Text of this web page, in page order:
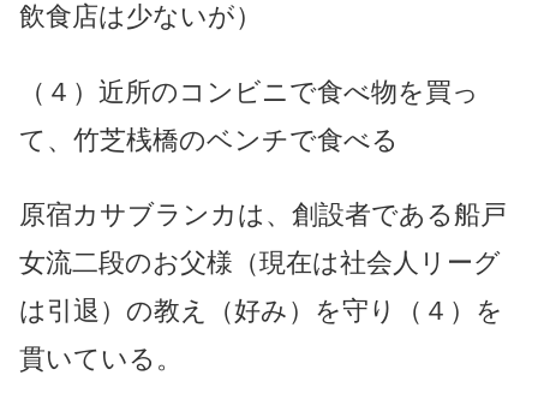
飲食店は少ないが）
（４）近所のコンビニで食べ物を買っ
て、竹芝桟橋のベンチで食べる
原宿カサブランカは、創設者である船戸
女流二段のお父様（現在は社会人リーグ
は引退）の教え（好み）を守り（４）を
貫いている。